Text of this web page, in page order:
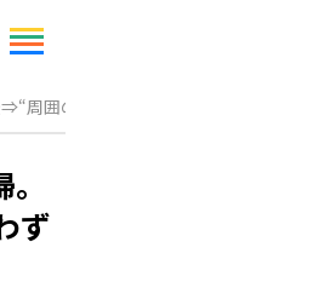
周囲の反応”に思わず「えっ？」
ず